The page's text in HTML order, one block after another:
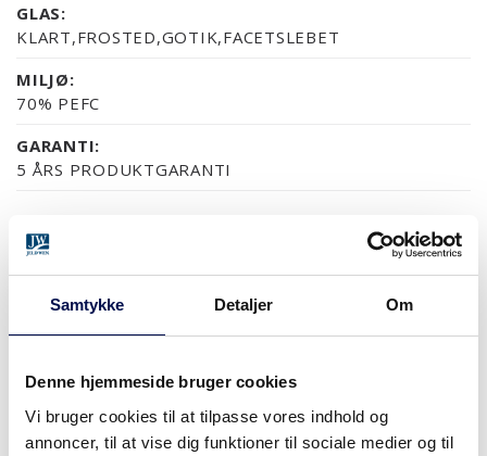
Samtykke Detaljer Om
Denne hjemmeside bruger cookies
Vi bruger cookies til at tilpasse vores indhold og
annoncer, til at vise dig funktioner til sociale medier og til
GLAS:
KLART,FROSTED,GOTIK,FACETSLEBET
MILJØ:
70% PEFC
GARANTI:
5 ÅRS PRODUKTGARANTI
NCS S0502-YNCS S0500-NRAL 9010 NÆSTEN ALLE NCS S OG
MODULSTØRRELSER